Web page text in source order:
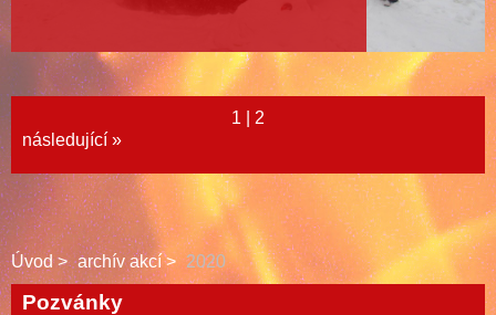
1
2
následující »
Úvod archív akcí 2020
Pozvánky